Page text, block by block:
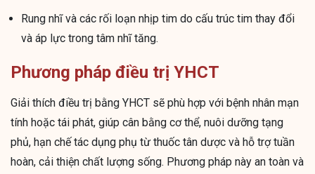
Rung nhĩ và các rối loạn nhịp tim do cấu trúc tim thay đổi
và áp lực trong tâm nhĩ tăng.
Phương pháp điều trị YHCT
Giải thích điều trị bằng YHCT sẽ phù hợp với bệnh nhân mạn
tính hoặc tái phát, giúp cân bằng cơ thể, nuôi dưỡng tạng
phủ, hạn chế tác dụng phụ từ thuốc tân dược và hỗ trợ tuần
hoàn, cải thiện chất lượng sống. Phương pháp này an toàn và